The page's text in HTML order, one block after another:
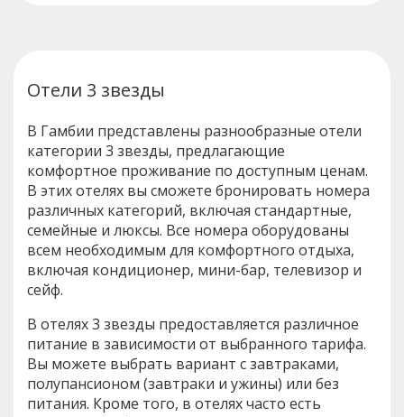
Отели 3 звезды
В Гамбии представлены разнообразные отели
категории 3 звезды, предлагающие
комфортное проживание по доступным ценам.
В этих отелях вы сможете бронировать номера
различных категорий, включая стандартные,
семейные и люксы. Все номера оборудованы
всем необходимым для комфортного отдыха,
включая кондиционер, мини-бар, телевизор и
сейф.
В отелях 3 звезды предоставляется различное
питание в зависимости от выбранного тарифа.
Вы можете выбрать вариант с завтраками,
полупансионом (завтраки и ужины) или без
питания. Кроме того, в отелях часто есть